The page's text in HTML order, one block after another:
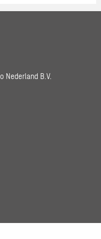
Nederland B.V.